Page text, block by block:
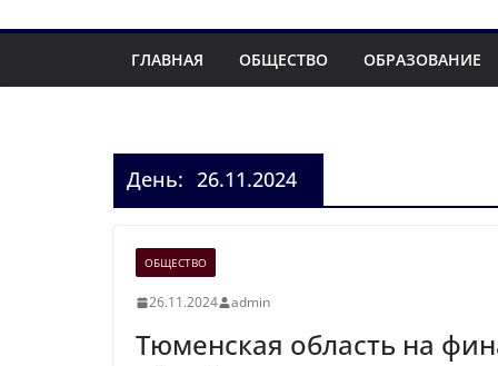
ГЛАВНАЯ ОБЩЕСТВО ОБРАЗОВАНИЕ
День: 26.11.2024
ОБЩЕСТВО
26.11.2024 admin
Тюменская область на